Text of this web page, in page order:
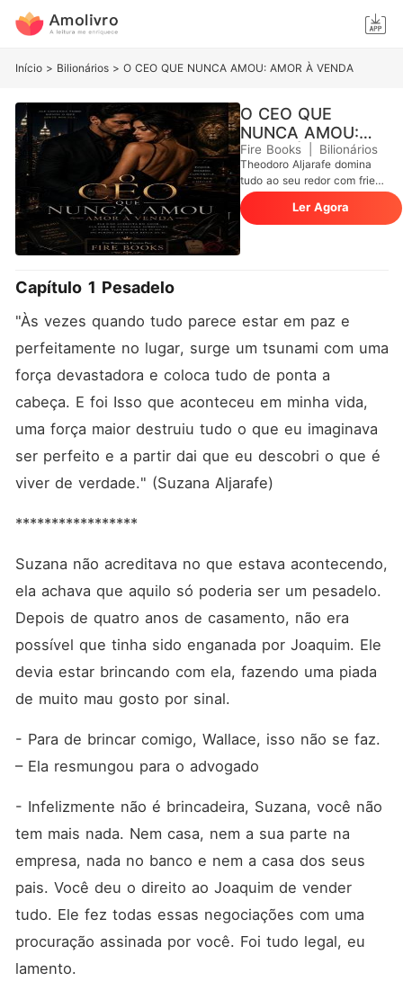
Início > Bilionários > O CEO QUE NUNCA AMOU: AMOR À VENDA
O CEO QUE
NUNCA AMOU:
AMOR À VENDA
Fire Books Bilionários
Theodoro Aljarafe domina
tudo ao seu redor com frieza
e controle absoluto. Um CEO
poderoso que não acredita
em amor, vê pessoas como
peças e sentimentos como
vida, Suzana precisou
sobreviver em um mundo
que nunca escolheu. Forte,
marcada e irresistível, ela
que ele sempre evitou: uma
conexão intensa, perigosa e
impossível de controlar.
Entre desejo e poder, ambos
perder o controle pode
nunca deveria acontecer?
Ler Agora
Capítulo 1 Pesadelo
"Às vezes quando tudo parece estar em paz e
perfeitamente no lugar, surge um tsunami com uma
força devastadora e coloca tudo de ponta a
cabeça. E foi Isso que aconteceu em minha vida,
uma força maior destruiu tudo o que eu imaginava
ser perfeito e a partir dai que eu descobri o que é
viver de verdade." (Suzana Aljarafe)
*****************
Suzana não acreditava no que estava acontecendo,
ela achava que aquilo só poderia ser um pesadelo.
Depois de quatro anos de casamento, não era
possível que tinha sido enganada por Joaquim. Ele
devia estar brincando com ela, fazendo uma piada
de muito mau gosto por sinal.
- Para de brincar comigo, Wallace, isso não se faz.
– Ela resmungou para o advogado
- Infelizmente não é brincadeira, Suzana, você não
tem mais nada. Nem casa, nem a sua parte na
empresa, nada no banco e nem a casa dos seus
pais. Você deu o direito ao Joaquim de vender
tudo. Ele fez todas essas negociações com uma
procuração assinada por você. Foi tudo legal, eu
lamento.